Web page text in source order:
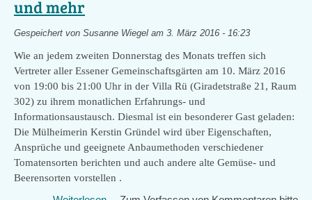
wichtiger
zum
Klimaschutz
und mehr
Gespeichert von Susanne Wiegel am 3. März 2016 - 16:23
Wie an jedem zweiten Donnerstag des Monats treffen sich
Vertreter aller Essener Gemeinschaftsgärten am 10. März 2016
von 19:00 bis 21:00 Uhr in der Villa Rü (Giradetstraße 21, Raum
302) zu ihrem monatlichen Erfahrungs- und
Informationsaustausch. Diesmal ist ein besonderer Gast geladen:
Die Mülheimerin Kerstin Gründel wird über Eigenschaften,
Ansprüche und geeignete Anbaumethoden verschiedener
Tomatensorten berichten und auch andere alte Gemüse- und
Beerensorten vorstellen .